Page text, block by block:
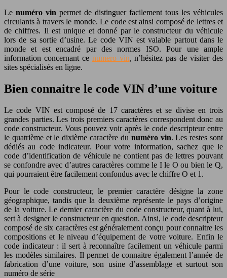
Le numéro vin permet de distinguer facilement tous les véhicules
circulants à travers le monde. Le code est ainsi composé de lettres et
de chiffres. Il est unique et donné par le constructeur du véhicule
lors de sa sortie d’usine. Le code VIN est valable partout dans le
monde et est encadré par des normes ISO. Pour une ample
information concernant ce numero vin, n’hésitez pas de visiter des
sites spécialisés en ligne.
Bien connaitre le code VIN d’une voiture
Le code VIN est composé de 17 caractères et se divise en trois
grandes parties. Les trois premiers caractères correspondent donc au
code constructeur. Vous pouvez voir après le code descripteur entre
le quatrième et le dixième caractère du numéro vin. Les restes sont
dédiés au code indicateur. Pour votre information, sachez que le
code d’identification de véhicule ne contient pas de lettres pouvant
se confondre avec d’autres caractères comme le I le O ou bien le Q,
qui pourraient être facilement confondus avec le chiffre O et 1.
Pour le code constructeur, le premier caractère désigne la zone
géographique, tandis que la deuxième représente le pays d’origine
de la voiture. Le dernier caractère du code constructeur, quant à lui,
sert à designer le constructeur en question. Ainsi, le code descripteur
composé de six caractères est généralement conçu pour connaitre les
compositions et le niveau d’équipement de votre voiture. Enfin le
code indicateur : il sert à reconnaître facilement un véhicule parmi
les modèles similaires. Il permet de connaitre également l’année de
fabrication d’une voiture, son usine d’assemblage et surtout son
numéro de série